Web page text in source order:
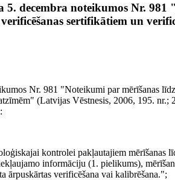
decembra noteikumos Nr.
sertifikātiem un
Nr. 981 "Noteikumi par mērīšanas
(Latvijas Vēstnesis, 2006, 195. nr.;
kontrolei pakļautajiem mērīšanas
informāciju (1. pielikums),
ārpuskārtas verificēšana vai kalibrēšana.";